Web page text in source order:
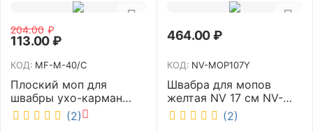
204.00 ₽
113.00₽
КОД: MF-M-40/C
Плоский моп для
швабры ухо-карман
белый 40 см NV MF-M-
40/C
(2)
464.00₽
КОД: NV-MOP107Y
Швабра для мопов
желтая NV 17 см NV-
MOP107Y (2)